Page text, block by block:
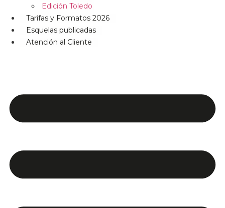
Edición Toledo
Tarifas y Formatos 2026
Esquelas publicadas
Atención al Cliente